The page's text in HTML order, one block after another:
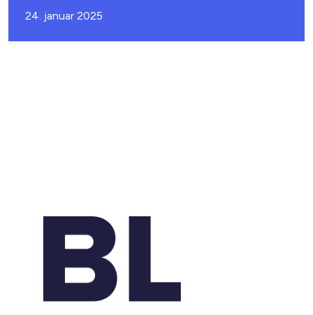
24. januar 2025